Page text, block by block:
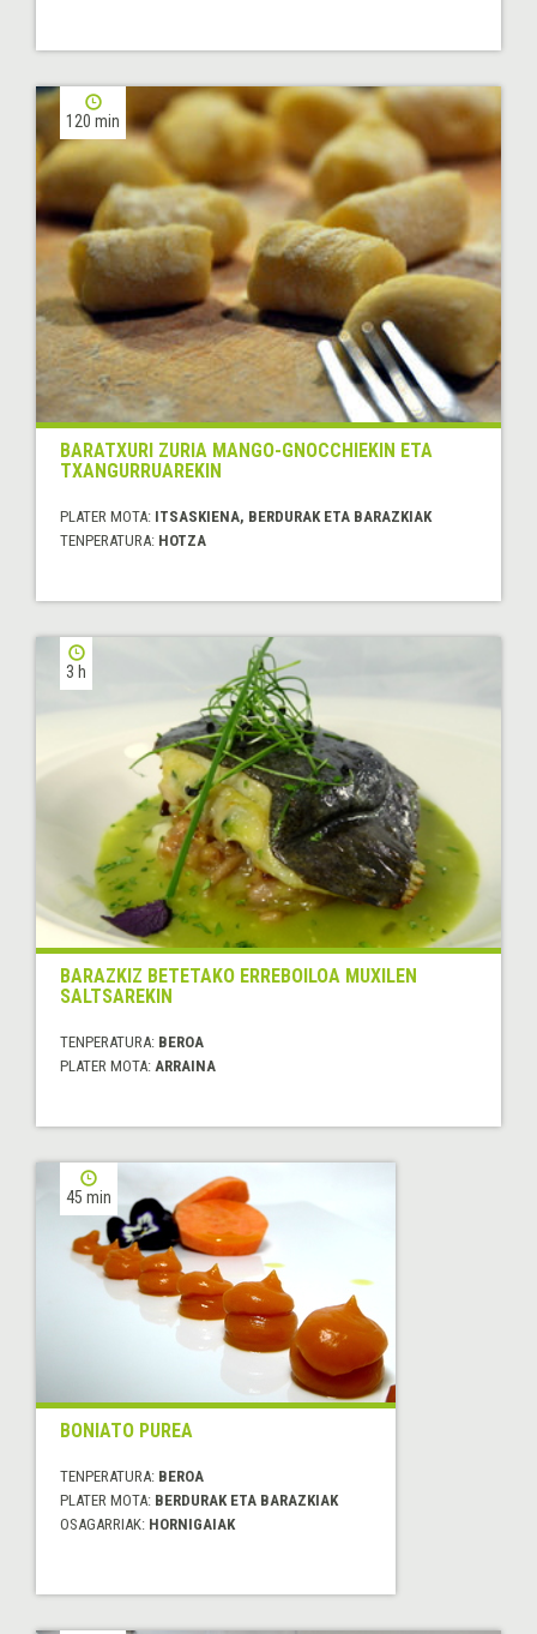
120 min
BARATXURI ZURIA MANGO-GNOCCHIEKIN ETA
TXANGURRUAREKIN
PLATER MOTA: ITSASKIENA, BERDURAK ETA BARAZKIAK
TENPERATURA: HOTZA
3 h
BARAZKIZ BETETAKO ERREBOILOA MUXILEN
SALTSAREKIN
TENPERATURA: BEROA
PLATER MOTA: ARRAINA
45 min
BONIATO PUREA
TENPERATURA: BEROA
PLATER MOTA: BERDURAK ETA BARAZKIAK
OSAGARRIAK: HORNIGAIAK